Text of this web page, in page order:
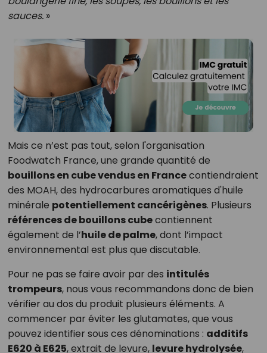
sauces.»
Mais ce n’est pas tout, selon l'organisation
Foodwatch France, une grande quantité de
bouillons en cube vendus en Francecontiendraient
des MOAH, des hydrocarbures aromatiques d'huile
minérale potentiellement cancérigènes. Plusieurs
références de bouillons cubecontiennent
également de l’huile de palme, dont l’impact
environnemental est plus que discutable.
Pour ne pas se faire avoir par des intitulés
trompeurs, nous vous recommandons donc de bien
vérifier au dos du produit plusieurs éléments. A
commencer par éviter les glutamates, que vous
pouvez identifier sous ces dénominations : additifs
E620 à E625, extrait de levure, levure hydrolysée,